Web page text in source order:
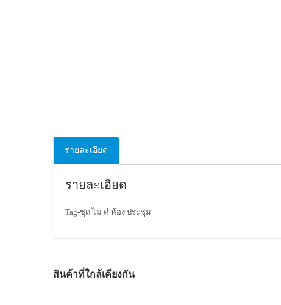
รายละเอียด
รายละเอียด
Tag-ชุด ไม ค์ ห้อง ประชุม
สินค้าที่ใกล้เคียงกัน